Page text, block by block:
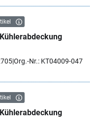
Org.-Nr.: KT04009-047